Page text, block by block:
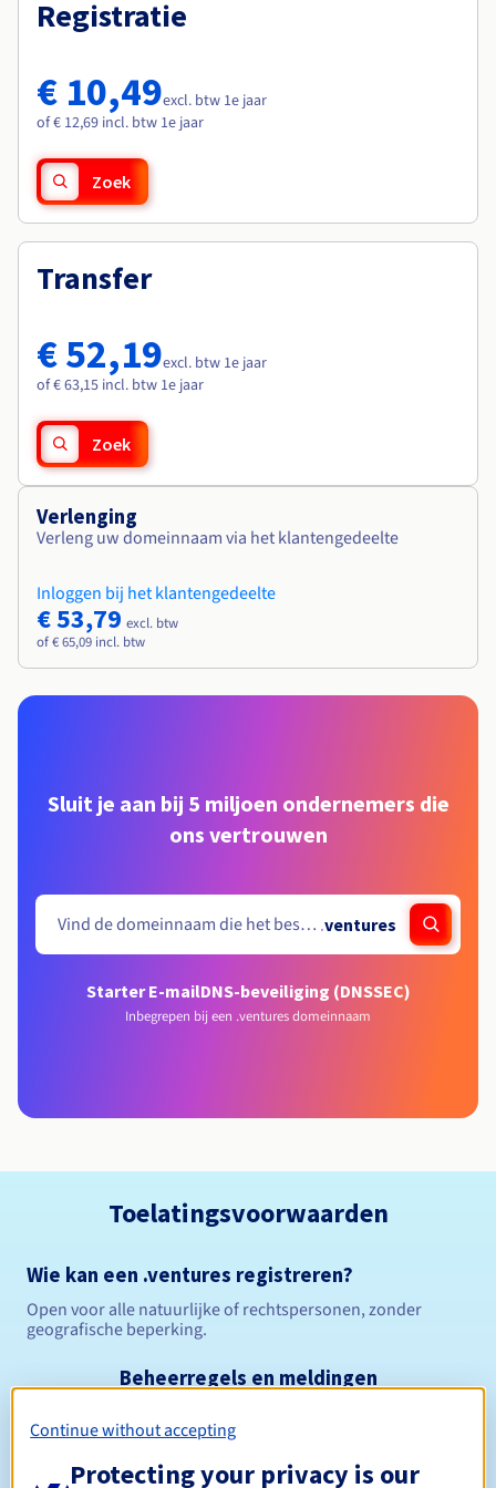
Tarieven
Roadmap & Changelog
Monitoring
Roadmap & Changelog
Roadmap & Changelog
Roadmap & Changelog
Roadmap & Changelog
Registratie
€ 10,49excl. btw 1e jaar
of € 12,69 incl. btw 1e jaar
Zoek
Transfer
€ 52,19excl. btw 1e jaar
of € 63,15 incl. btw 1e jaar
Zoek
Verlenging
Verleng uw domeinnaam via het klantengedeelte
Inloggen bij het klantengedeelte
€ 53,79 excl. btw
of € 65,09 incl. btw
Sluit je aan bij 5 miljoen ondernemers die
ons vertrouwen
.ventures
Starter E-mailDNS-beveiliging (DNSSEC)
Inbegrepen bij een .ventures domeinnaam
Toelatingsvoorwaarden
Wie kan een .ventures registreren?
Open voor alle natuurlijke of rechtspersonen, zonder
geografische beperking.
Beheerregels en meldingen
Registratieperiode
Continue without accepting
Protecting your privacy is our